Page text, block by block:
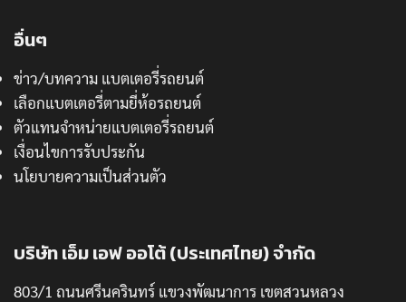
อื่นๆ
ข่าว/บทความ แบตเตอรี่รถยนต์
เลือกแบตเตอรี่ตามยี่ห้อรถยนต์
ตัวแทนจำหน่ายแบตเตอรี่รถยนต์
เงื่อนไขการรับประกัน
นโยบายความเป็นส่วนตัว
บริษัท เอ็ม เอฟ ออโต้ (ประเทศไทย) จำกัด
803/1 ถนนศรีนครินทร์ แขวงพัฒนาการ เขตสวนหลวง